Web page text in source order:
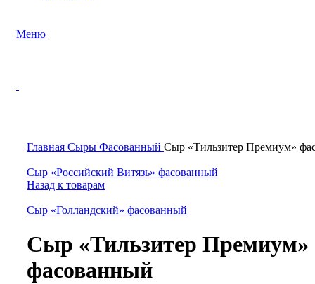
Меню
Главная Сыры Фасованный Сыр «Тильзитер Премиум»
Сыр «Российский Витязь» фасованный
Назад к товарам
Сыр «Голландский» фасованный
Сыр «Тильзитер Премиум»
фасованный